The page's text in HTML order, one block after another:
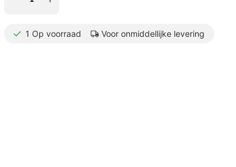
1 Op voorraad Voor onmiddellijke levering